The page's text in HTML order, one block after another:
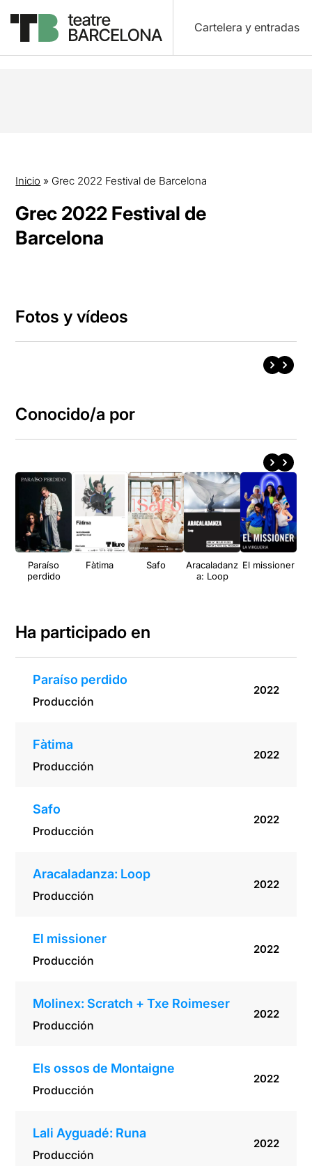
Cartelera y entradas
Inicio » Grec 2022 Festival de Barcelona
Grec 2022 Festival de
Barcelona
Fotos y vídeos
Conocido/a por
Paraíso
perdido
Fàtima Safo
Aracaladanz
a: Loop
El missioner
Ha participado en
Paraíso perdido
Producción
2022
Fàtima
Producción
2022
Safo
Producción
2022
Aracaladanza: Loop
Producción
2022
El missioner
Producción
2022
Molinex: Scratch + Txe Roimeser
Producción
2022
Els ossos de Montaigne
Producción
2022
Lali Ayguadé: Runa
Producción
2022